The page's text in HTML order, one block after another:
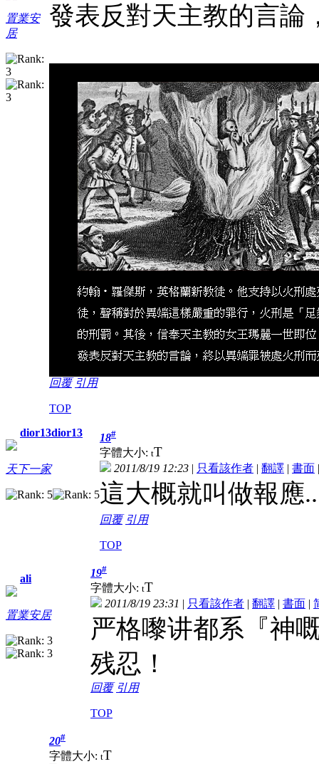
置業安
居
發表反對天主教的言論
回覆 引用
TOP
dior13dior13
天下一家
18#
字體大小: tT
2011/8/19 12:23 | 只看該作者 | 翻譯 | 書面
這大概就叫做報應
回覆 引用
TOP
ali
置業安居
19#
字體大小: tT
2011/8/19 23:31 | 只看該作者 | 翻譯 | 書面 |
严格嚟讲都系『神
残忍！
回覆 引用
TOP
20#
字體大小: tT